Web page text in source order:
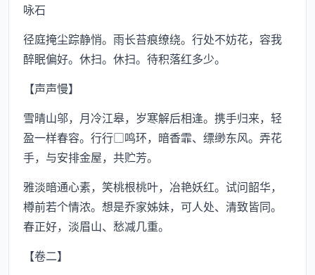
咏石
径庭掩尘踪静悄。雨长苔痕缭绕。行处不妨花，容我
醉眠偏好。休扫。休扫。待积落红多少。
【声声慢】
雪晴山邬，月冷江皋，岁寒解后相逢。携手归来，轻
盈一样春容。行行□鸣环，暗香霏、缥缈东风。弄花
手，与安排金屋，共贮芳。
雅淡暗通心素，笑桃根桃叶，冶艳妖红。试问韶华，
樽前若个情浓。想是乔家姊妹，可人处、清致皆同。
春正好，淡眉山、愁减几重。
【卷二】